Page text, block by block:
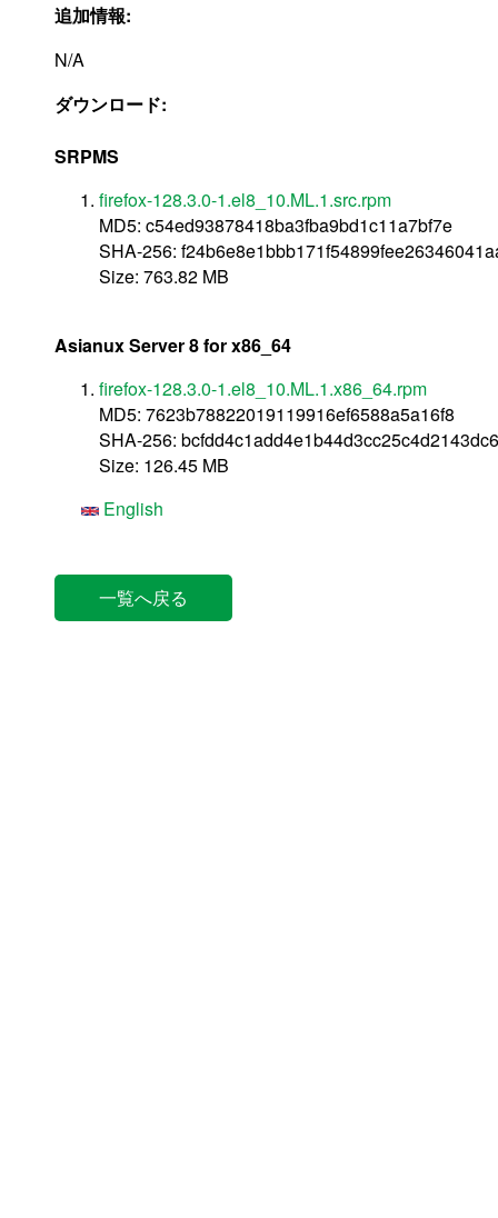
追加情報:
N/A
ダウンロード:
SRPMS
firefox-128.3.0-1.el8_10.ML.1.src.rpm
MD5: c54ed93878418ba3fba9bd1c11a7bf7e
SHA-256:
Size: 763.82 MB
Asianux Server 8 for x86_64
firefox-128.3.0-1.el8_10.ML.1.x86_64.rpm
MD5: 7623b78822019119916ef6588a5a16f8
SHA-256:
Size: 126.45 MB
English
一覧へ戻る